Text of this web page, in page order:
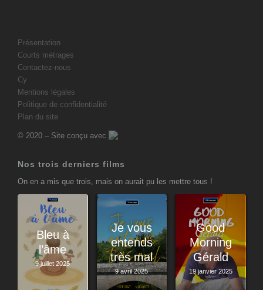
Présentation
Courts métrages
Contactez-nous
Cy
Mentions légales
Politique de confidentialité
Plan du site
© 2020 – Site conçu avec
Nos trois derniers films
On en a mis que trois, mais on aurait pu les mettre tous !
Bleu à
l’âme
9 juillet 2025
Je vous
entends
très mal
9 avril 2025
Good
Morning
Gérald
19 janvier 2025